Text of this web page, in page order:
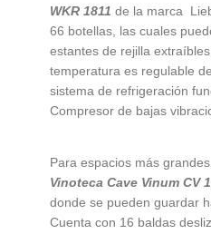
WKR 1811 de la marca
66 botellas, las cuales
estantes de rejilla
temperatura es regulable
sistema de refrigeración
Compresor de bajas
Para espacios más
Vinoteca Cave Vinum CV
donde se pueden guardar
Cuenta con 16 baldas